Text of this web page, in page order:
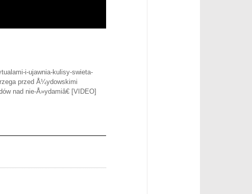
i-ujawnia-kulisy-swieta-
przed Å¼ydowskimi
nad nie-Å»ydamiâ€ [VIDEO]